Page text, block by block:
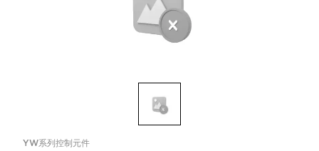
YW系列控制元件